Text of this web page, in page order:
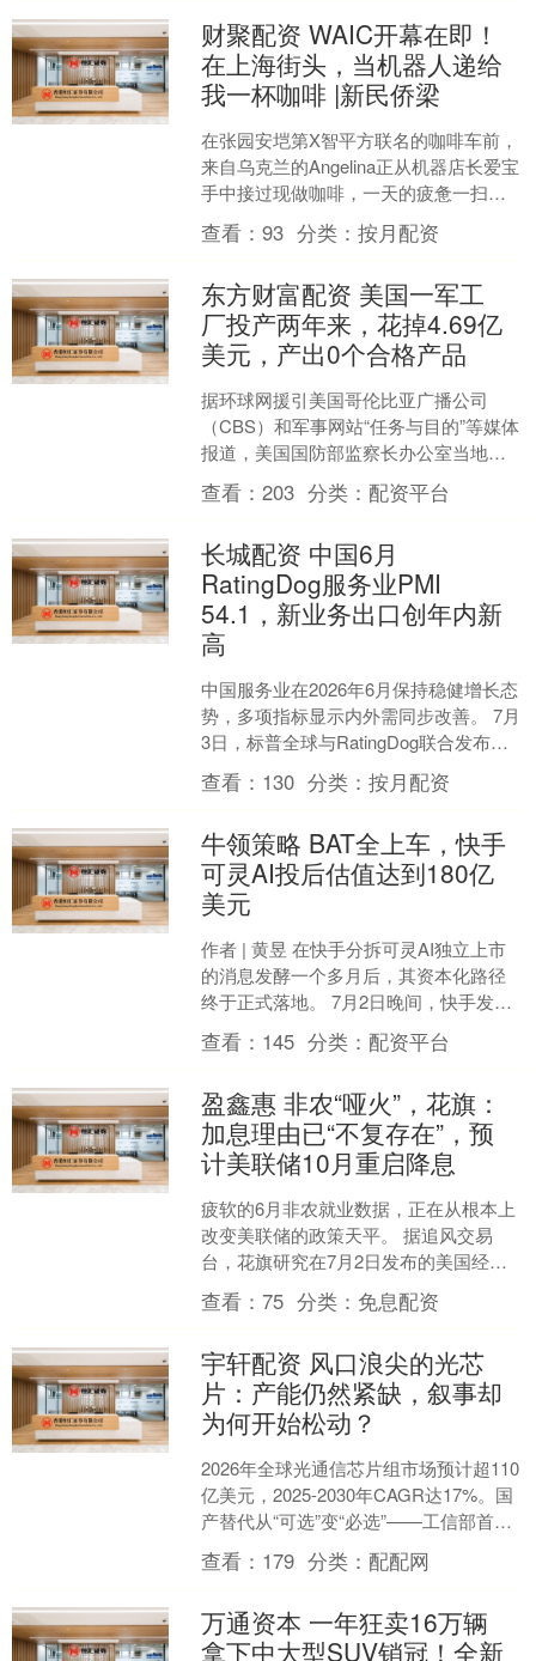
财聚配资 WAIC开幕在即！
在上海街头，当机器人递给
我一杯咖啡 |新民侨梁
在张园安垲第X智平方联名的咖啡车前，
来自乌克兰的Angelina正从机器店长爱宝
手中接过现做咖啡，一天的疲惫一扫而
空。这家6月30日亮相的咖啡车搭载了
Alpha....
查看：93 分类：按月配资
东方财富配资 美国一军工
厂投产两年来，花掉4.69亿
美元，产出0个合格产品
据环球网援引美国哥伦比亚广播公司
（CBS）和军事网站“任务与目的”等媒体
报道，美国国防部监察长办公室当地时
间13日发布审计报告称，美国得克萨斯
州梅斯基特一处用于....
查看：203 分类：配资平台
长城配资 中国6月
RatingDog服务业PMI
54.1，新业务出口创年内新
高
中国服务业在2026年6月保持稳健增长态
势，多项指标显示内外需同步改善。 7月
3日，标普全球与RatingDog联合发布中
国最新采购经理人指数（PMI）显示，
6....
查看： 130 分类：按月配资
牛领策略 BAT全上车，快手
可灵AI投后估值达到180亿
美元
作者 | 黄昱 在快手分拆可灵AI独立上市
的消息发酵一个多月后，其资本化路径
终于正式落地。 7月2日晚间，快手发布
公告披露了可灵AI独立融资及重组方案。
根据公告....
查看： 145 分类：配资平台
盈鑫惠 非农“哑火”，花旗：
加息理由已“不复存在”，预
计美联储10月重启降息
疲软的6月非农就业数据，正在从根本上
改变美联储的政策天平。 据追风交易
台，花旗研究在7月2日发布的美国经济
周报中明确指出，6月就业报告强力驳斥
了加息必要性，此前....
查看：75 分类： 免息配资
宇轩配资 风口浪尖的光芯
片：产能仍然紧缺，叙事却
为何开始松动？
2026年全球光通信芯片组市场预计超110
亿美元，2025-2030年CAGR达17%。国
产替代从“可选”变“必选”——工信部首次
将高速光模块定位为“AI算力、....
查看： 179 分类：配配网
万通资本 一年狂卖16万辆
拿下中大型SUV销冠！全新